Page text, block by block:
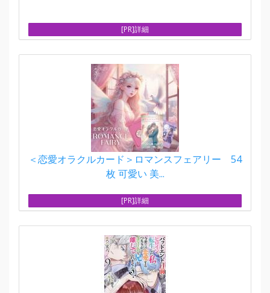
[PR]詳細
＜恋愛オラクルカード＞ロマンスフェアリー 54
枚 可愛い 美...
[PR]詳細